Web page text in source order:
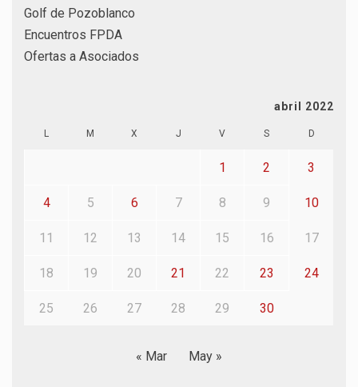
Golf de Pozoblanco
Encuentros FPDA
Ofertas a Asociados
abril 2022
L M X J V S D
1 2 3
4 5 6 7 8 9 10
11 12 13 14 15 16 17
18 19 20 21 22 23 24
25 26 27 28 29 30
« Mar May »